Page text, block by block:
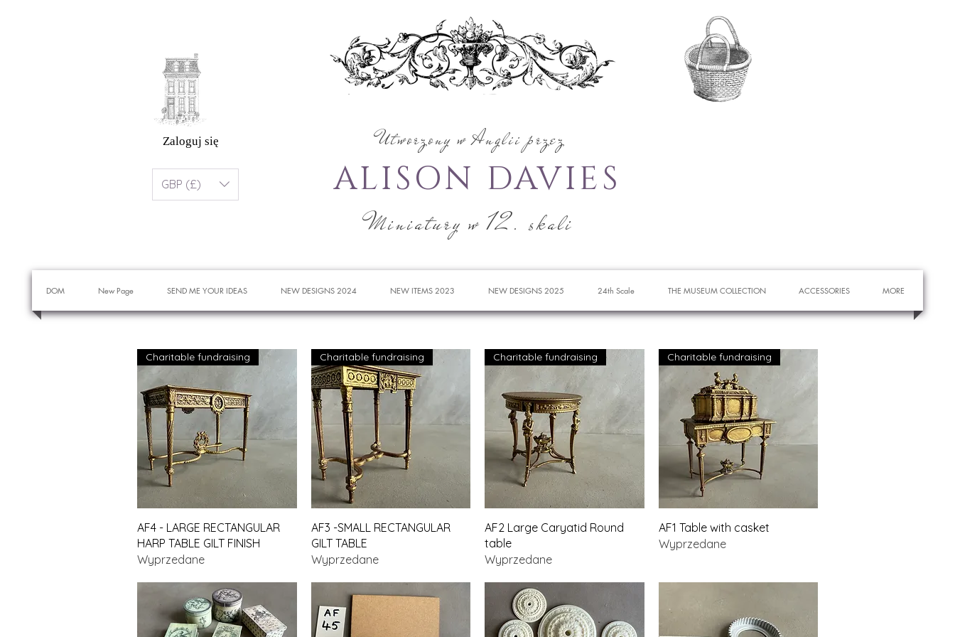
Utworzony w Anglii przez
ALISON DAVIES
Zaloguj się
GBP (£)
Miniatury w 12. skali
DOM New Page SEND ME YOUR IDEAS NEW DESIGNS 2024 NEW ITEMS 2023 NEW DESIGNS 2025 24th Scale THE MUSEUM COLLECTION ACCESSORIES MORE
Podgląd
Charitable fundraising
AF4 - LARGE RECTANGULAR
HARP TABLE GILT FINISH
Wyprzedane
Podgląd
Charitable fundraising
AF3 -SMALL RECTANGULAR
GILT TABLE
Wyprzedane
Podgląd
Charitable fundraising
AF2 Large Caryatid Round
table
Wyprzedane
Podgląd
Charitable fundraising
AF1 Table with casket
Wyprzedane